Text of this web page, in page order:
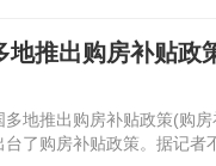
地推出购房补贴政
多地推出购房补贴政策(购
台了购房补贴政策。据记者